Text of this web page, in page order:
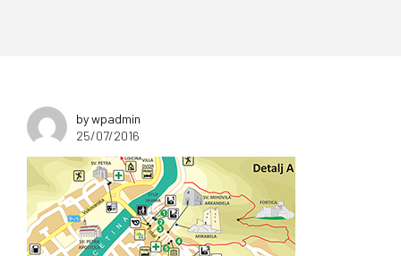
by wpadmin
25/07/2016